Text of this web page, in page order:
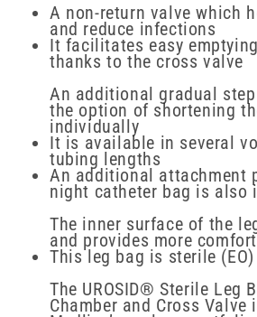
A non-return valve which
and reduce infections
It facilitates easy
thanks to the cross valve
An additional gradual
the option of shortening
individually
It is available in several
tubing lengths
An additional attachment
night catheter bag is also
The inner surface of the
and provides more
This leg bag is sterile (EO)
The UROSID® Sterile Leg
Chamber and Cross Valve